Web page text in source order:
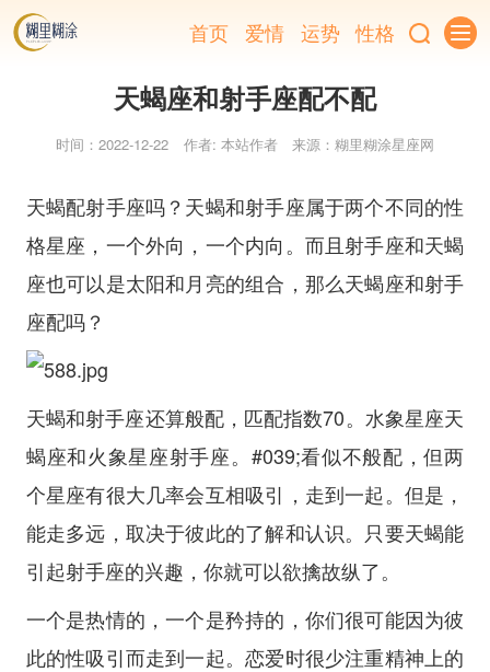
首页 爱情 运势 性格
天蝎座和射手座配不配
时间：2022-12-22 作者: 本站作者 来源：糊里糊涂星座网
天蝎配射手座吗？天蝎和射手座属于两个不同的性
格星座，一个外向，一个内向。而且射手座和天蝎
座也可以是太阳和月亮的组合，那么天蝎座和射手
座配吗？
天蝎和射手座还算般配，匹配指数70。水象星座天
蝎座和火象星座射手座。#039;看似不般配，但两
个星座有很大几率会互相吸引，走到一起。但是，
能走多远，取决于彼此的了解和认识。只要天蝎能
引起射手座的兴趣，你就可以欲擒故纵了。
一个是热情的，一个是矜持的，你们很可能因为彼
此的性吸引而走到一起。恋爱时很少注重精神上的